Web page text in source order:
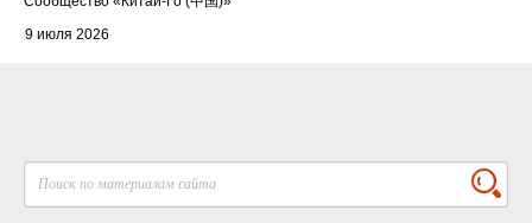
9 июля 2026